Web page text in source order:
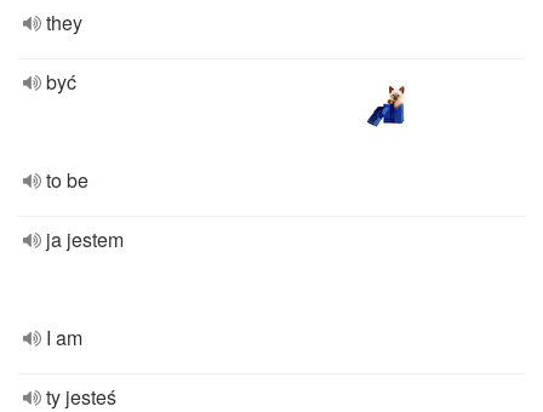
they
być
to be
ja jestem
I am
ty jesteś